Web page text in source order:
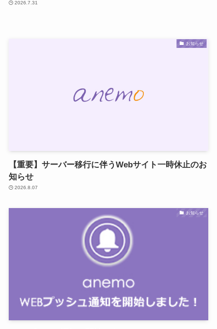
2026.7.31
お知らせ
【重要】サーバー移行に伴うWebサイト一時休止のお
知らせ
2026.8.07
お知らせ